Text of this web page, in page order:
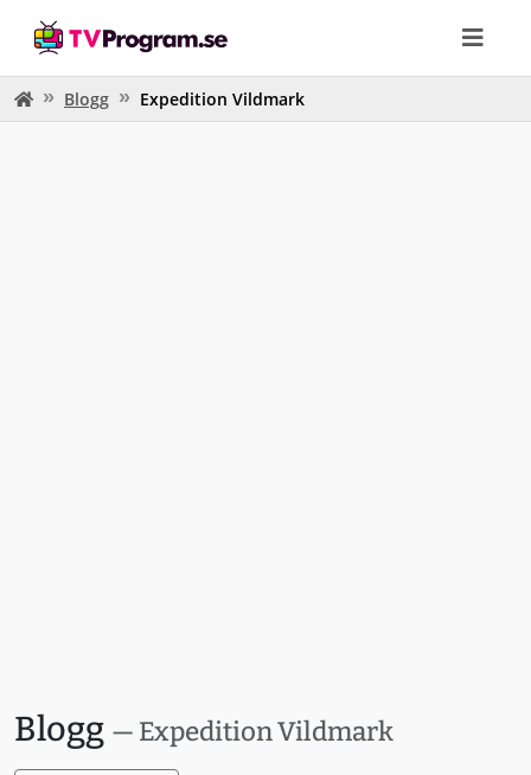
Blogg Expedition Vildmark
Blogg — Expedition Vildmark